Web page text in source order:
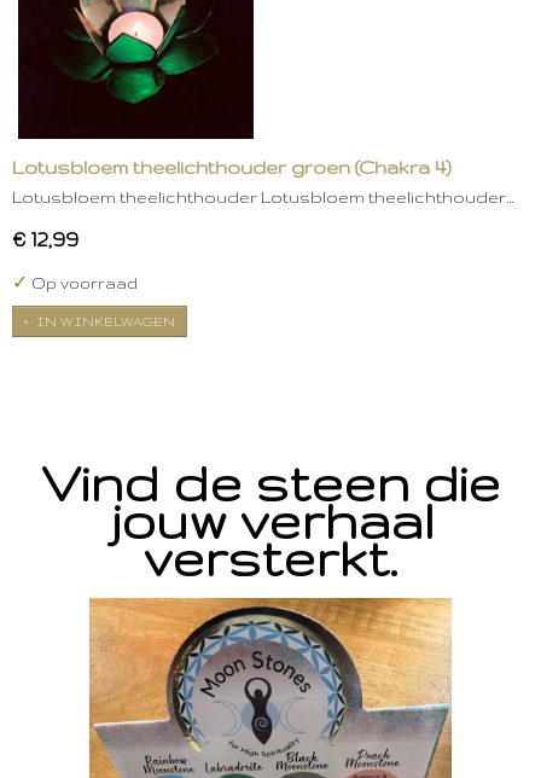
Lotusbloem theelichthouder groen (Chakra 4)
Lotusbloem theelichthouder Lotusbloem theelichthouder…
€ 12,99
✓ Op voorraad
IN WINKELWAGEN
Vind de steen die
jouw verhaal
versterkt.